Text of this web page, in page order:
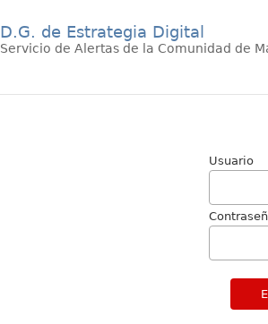
D.G. de Estrategia Digital
Servicio de Alertas de la Comunidad de
Usuario